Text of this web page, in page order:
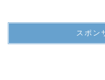
スポン